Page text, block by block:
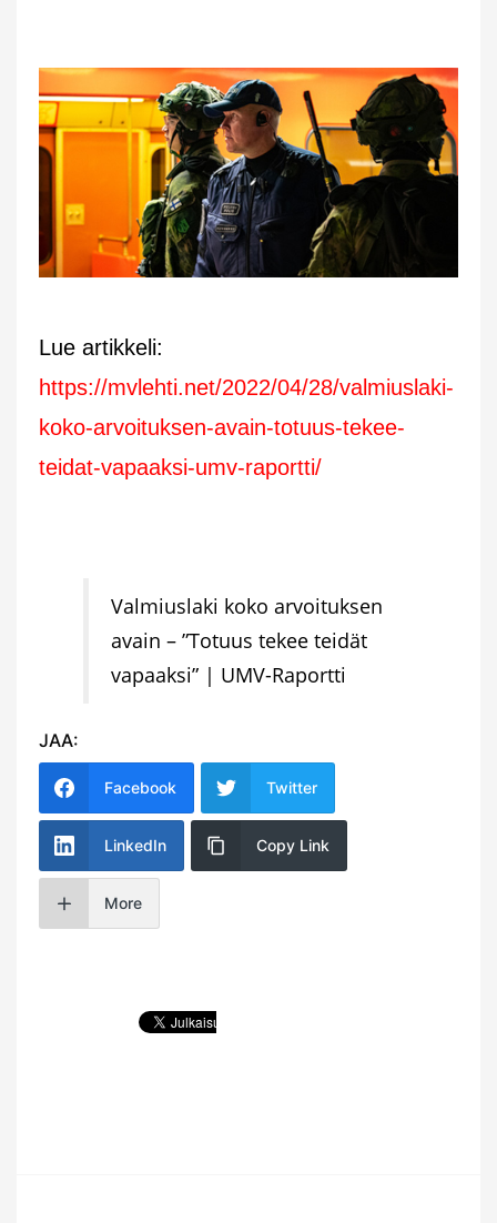
Lue artikkeli:
https://mvlehti.net/2022/04/28/valmiuslaki-
koko-arvoituksen-avain-totuus-tekee-
teidat-vapaaksi-umv-raportti/
Valmiuslaki koko arvoituksen
avain – ”Totuus tekee teidät
vapaaksi” | UMV-Raportti
JAA:
Facebook Twitter
LinkedIn Copy Link
More